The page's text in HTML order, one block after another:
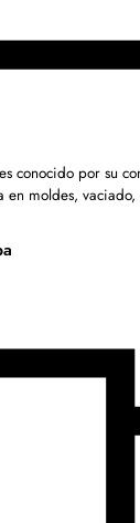
conocido por su
moldes,